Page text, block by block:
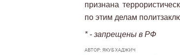
признана
по этим делам
* - запрещены в РФ
АВТОР: ЯКУБ ХАДЖИЧ